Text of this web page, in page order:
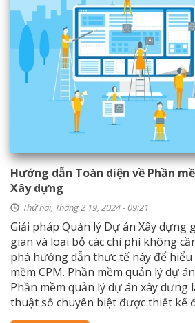
Hướng dẫn Toàn diện về Phần
Xây dựng
Thứ hai, Tháng 2 19, 2024 - 09:21
Giải pháp Quản lý Dự án Xây dựng
gian và loại bỏ các chi phí không
phá hướng dẫn thực tế này để
mềm CPM. Phần mềm quản lý dự
Phần mềm quản lý dự án xây dựng
thuật số chuyên biệt được thiết kế